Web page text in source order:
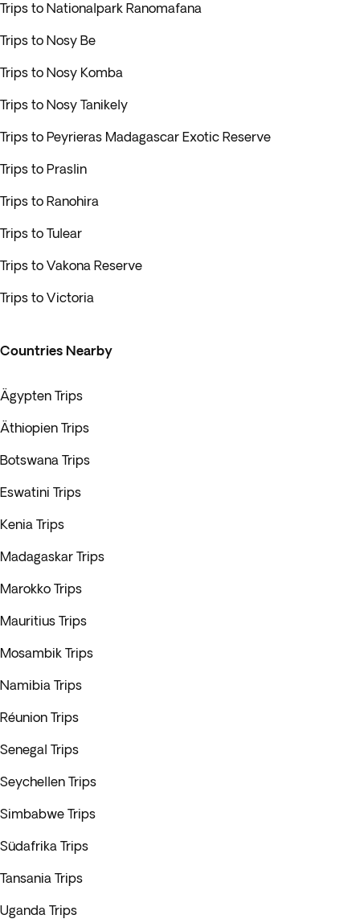
Trips to Nationalpark Ranomafana
Trips to Nosy Be
Trips to Nosy Komba
Trips to Nosy Tanikely
Trips to Peyrieras Madagascar Exotic Reserve
Trips to Praslin
Trips to Ranohira
Trips to Tulear
Trips to Vakona Reserve
Trips to Victoria
Countries Nearby
Ägypten Trips
Äthiopien Trips
Botswana Trips
Eswatini Trips
Kenia Trips
Madagaskar Trips
Marokko Trips
Mauritius Trips
Mosambik Trips
Namibia Trips
Réunion Trips
Senegal Trips
Seychellen Trips
Simbabwe Trips
Südafrika Trips
Tansania Trips
Uganda Trips